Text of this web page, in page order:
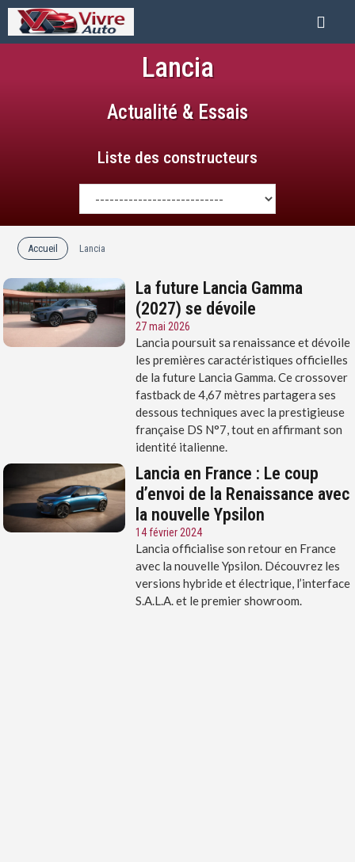
Lancia
Actualité & Essais
Liste des constructeurs
Accueil Lancia
La future Lancia Gamma
(2027) se dévoile
27 mai 2026
Lancia poursuit sa renaissance et dévoile
les premières caractéristiques officielles
de la future Lancia Gamma. Ce crossover
fastback de 4,67 mètres partagera ses
dessous techniques avec la prestigieuse
française DS N°7, tout en affirmant son
identité italienne.
Lancia en France : Le coup
d’envoi de la Renaissance avec
la nouvelle Ypsilon
14 février 2024
Lancia officialise son retour en France
avec la nouvelle Ypsilon. Découvrez les
versions hybride et électrique, l’interface
S.A.L.A. et le premier showroom.